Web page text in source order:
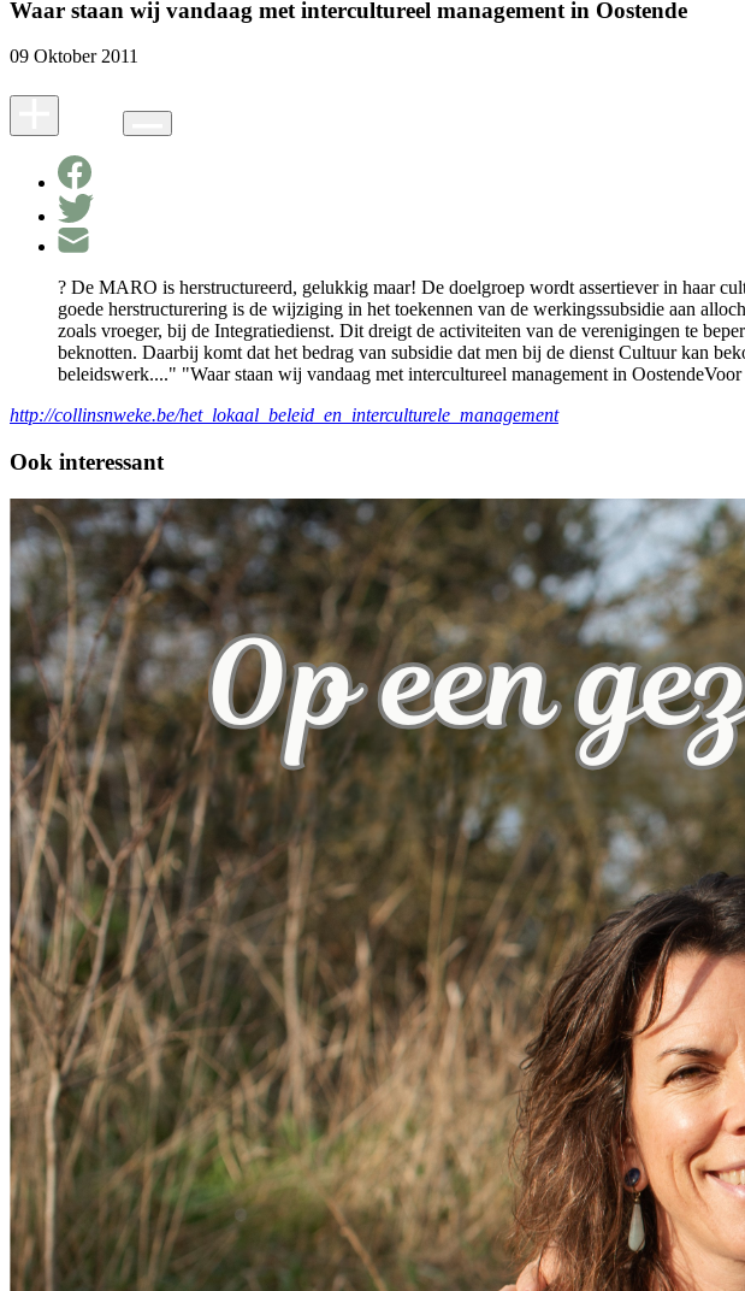
Waar staan wij vandaag met intercultureel management in Oostende
09 Oktober 2011
? De MARO is herstructureerd, gelukkig maar! De doelgroep wordt assertiever in haar
goede herstructurering is de wijziging in het toekennen van de werkingssubsidie aan
zoals vroeger, bij de Integratiedienst. Dit dreigt de activiteiten van de verenigingen te
beknotten. Daarbij komt dat het bedrag van subsidie dat men bij de dienst Cultuur kan
beleidswerk...." "Waar staan wij vandaag met intercultureel management in
http://collinsnweke.be/het_lokaal_beleid_en_interculturele_management
Ook interessant